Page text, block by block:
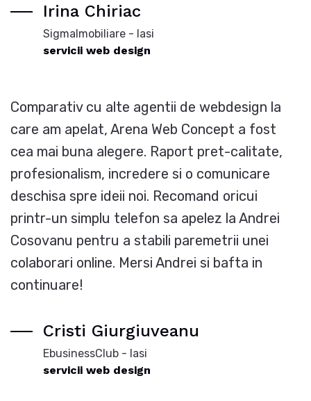
Irina Chiriac
SigmaImobiliare - Iasi
servicii web design
Comparativ cu alte agentii de webdesign la
care am apelat, Arena Web Concept a fost
cea mai buna alegere. Raport pret-calitate,
profesionalism, incredere si o comunicare
deschisa spre ideii noi. Recomand oricui
printr-un simplu telefon sa apelez la Andrei
Cosovanu pentru a stabili paremetrii unei
colaborari online. Mersi Andrei si bafta in
continuare!
Cristi Giurgiuveanu
EbusinessClub - Iasi
servicii web design